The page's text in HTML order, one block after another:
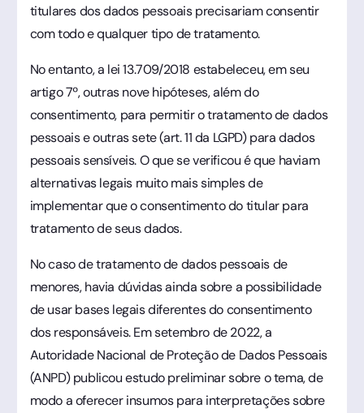
titulares dos dados pessoais precisariam consentir
com todo e qualquer tipo de tratamento.
No entanto, a lei 13.709/2018 estabeleceu, em seu
artigo 7º, outras nove hipóteses, além do
consentimento, para permitir o tratamento de dados
pessoais e outras sete (art. 11 da LGPD) para dados
pessoais sensíveis. O que se verificou é que haviam
alternativas legais muito mais simples de
implementar que o consentimento do titular para
tratamento de seus dados.
No caso de tratamento de dados pessoais de
menores, havia dúvidas ainda sobre a possibilidade
de usar bases legais diferentes do consentimento
dos responsáveis. Em setembro de 2022, a
Autoridade Nacional de Proteção de Dados Pessoais
(ANPD) publicou estudo preliminar sobre o tema, de
modo a oferecer insumos para interpretações sobre